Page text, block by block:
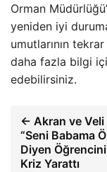
Orman
yeniden iyi
umutlarının
daha fazla bilgi
edebilirsiniz.
← Akran ve Veli
“Seni Babama
Diyen
Kriz Yarattı